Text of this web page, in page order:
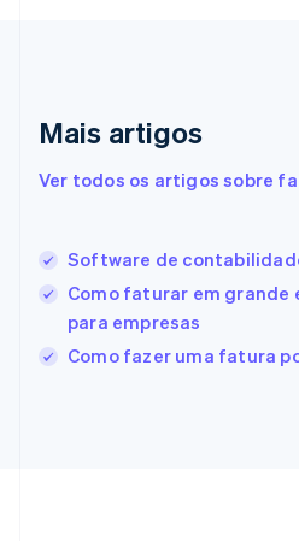
Mais artigos
Ver todos os artigos sobre
Software de
Como faturar em grande
para empresas
Como fazer uma fatura
Español English
Estados Unidos
English 简体中文
Estônia
EnglishSvenska
França
Gibraltar
English